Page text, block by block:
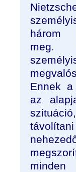
három
Ennek
az